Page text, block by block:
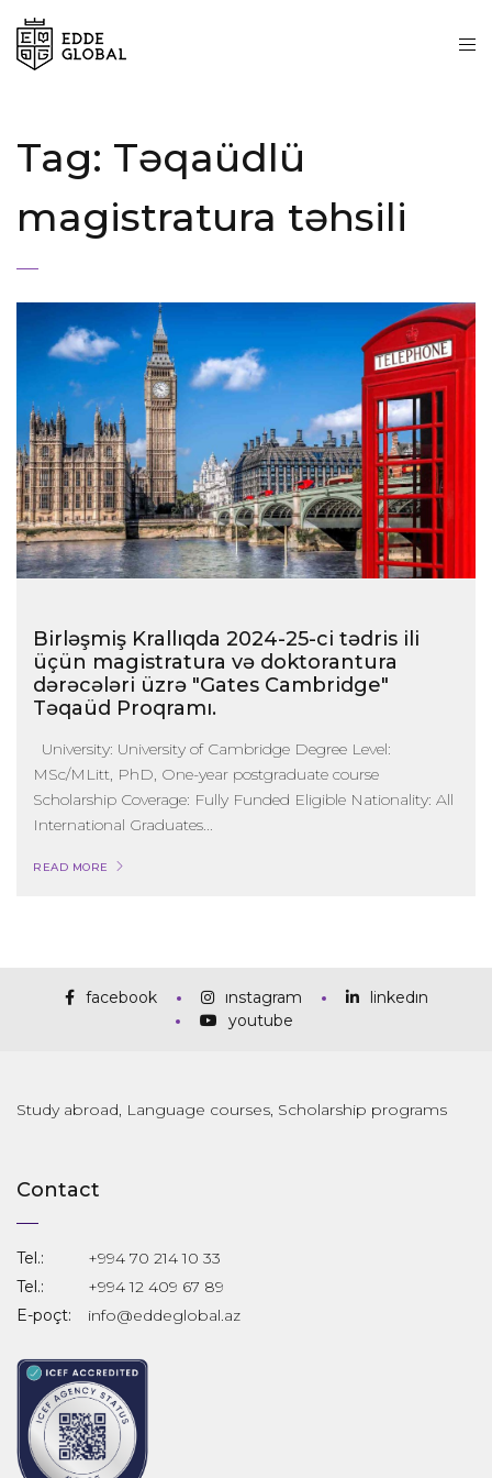
Tag: Təqaüdlü
magistratura təhsili
Birləşmiş Krallıqda 2024-25-ci tədris ili
üçün magistratura və doktorantura
dərəcələri üzrə "Gates Cambridge"
Təqaüd Proqramı.
University: University of Cambridge Degree Level:
MSc/MLitt, PhD, One-year postgraduate course
Scholarship Coverage: Fully Funded Eligible Nationality: All
International Graduates...
READ MORE
facebook instagram
linkedin
youtube
Study abroad, Language courses, Scholarship programs
Contact
Tel.:
+994 70 214 10 33
Tel.:
+994 12 409 67 89
E-poçt:
info@eddeglobal.az